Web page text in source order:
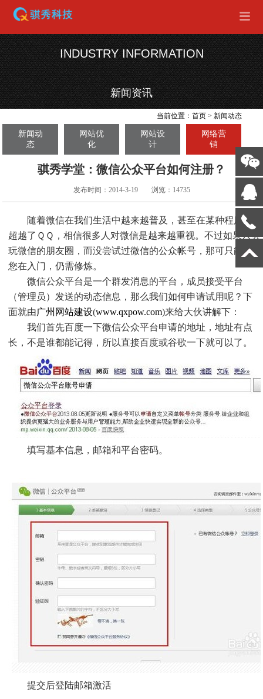
INDUSTRY INFORMATION
新闻资讯
当前位置：首页 >新闻动态
新闻动
态
网站优
化
网站设
计
网络营
销
骐秀学堂：微信公众平台如何注册？
发布时间：2014-3-19 浏览：14735
随着微信在我们生活中越来越普及，甚至在某种程度上
超越了ＱＱ，相信很多人对微信是越来越重视。不过如果只会
玩微信的朋友圈，而没尝试过微信的公众帐号，那可只能称
您在入门，仍需修炼。
微信公众平台是一个群发消息的平台，成员接受平台
（管理员）发送的动态信息，那么我们如何申请试用呢？下
面就由广州网站建设(www.qxpow.com)来给大伙讲解下：
我们首先百度一下微信公众平台申请的地址，地址有点
长，不是谁都能记得，所以直接百度或谷歌一下就可以了。
填写基本信息，邮箱和平台密码。
提交后登陆邮箱激活